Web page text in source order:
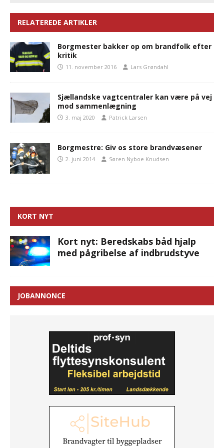
RELATEREDE ARTIKLER
Borgmester bakker op om brandfolk efter
kritik
11. november 2016 Lars Grøndahl
Sjællandske vagtcentraler kan være på vej
mod sammenlægning
3. maj 2020 Patrick Larsen
Borgmestre: Giv os store brandvæsener
2. juni 2014 Søren Nyboe Knudsen
KORT NYT
Kort nyt: Beredskabs båd hjalp
med pågribelse af indbrudstyve
JOBANNONCE